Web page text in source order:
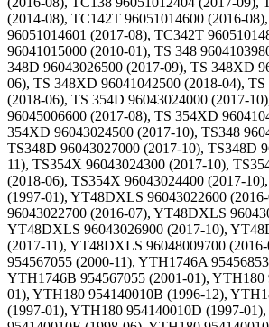
(2014-08), TC142T 96051014600 (2016-
96051014601 (2017-08), TC342T
96041015000 (2010-01), TS 348
348D 96043026500 (2017-09), TS 348XD
06), TS 348XD 96041042500 (2018-04),
(2018-06), TS 354D 96043024000 (2017-
96045006600 (2017-08), TS 354XD
354XD 96043024500 (2017-10), TS348
TS348D 96043027000 (2017-10), TS348D
11), TS354X 96043024300 (2017-10),
(2018-06), TS354X 96043024400 (2017-
(1997-01), YT48DXLS 96043022600
96043022700 (2016-07), YT48DXLS
YT48DXLS 96043026900 (2017-10),
(2017-11), YT48DXLS 96048009700
954567055 (2000-11), YTH1746A
YTH1746B 954567055 (2001-01), YTH180
01), YTH180 954140010B (1996-12),
(1997-01), YTH180 954140010D (1997-